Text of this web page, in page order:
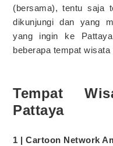
(bersama), tentu saja
dikunjungi dan yang
yang ingin ke
beberapa tempat wisata
Tempat
Pattaya
1 | Cartoon Network